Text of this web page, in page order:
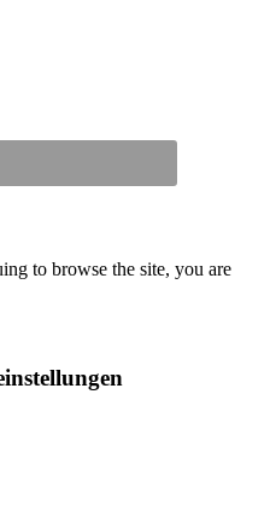
to browse the site, you are